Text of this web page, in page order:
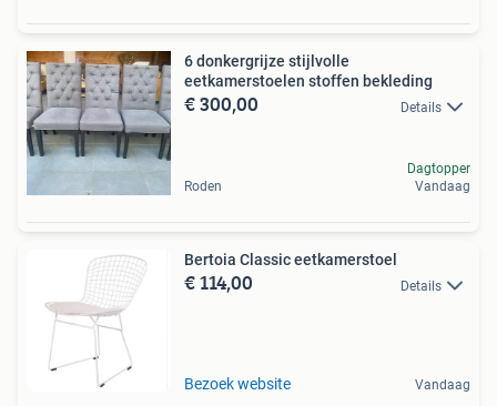
6 donkergrijze stijlvolle
eetkamerstoelen stoffen bekleding
€ 300,00 Details
Roden
Dagtopper
Vandaag
Bertoia Classic eetkamerstoel
€ 114,00 Details
Bezoek website Vandaag